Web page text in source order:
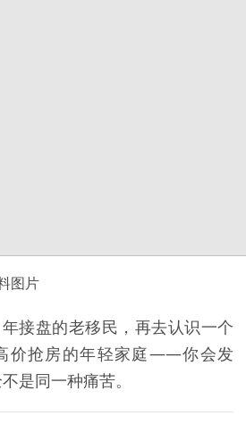
图片
接盘的老移民，再去认识一个
价抢房的年轻家庭——你会发
是同一种痛苦。